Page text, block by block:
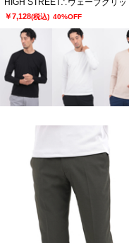
￥7,128(税込) 40%OFF